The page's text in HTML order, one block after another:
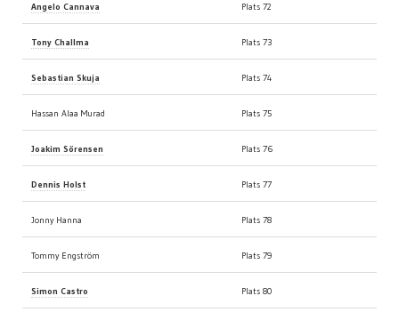
Angelo Cannava Plats 72
Tony Challma Plats 73
Sebastian Skuja Plats 74
Hassan Alaa Murad Plats 75
Joakim Sörensen Plats 76
Dennis Holst Plats 77
Jonny Hanna Plats 78
Tommy Engström Plats 79
Simon Castro Plats 80